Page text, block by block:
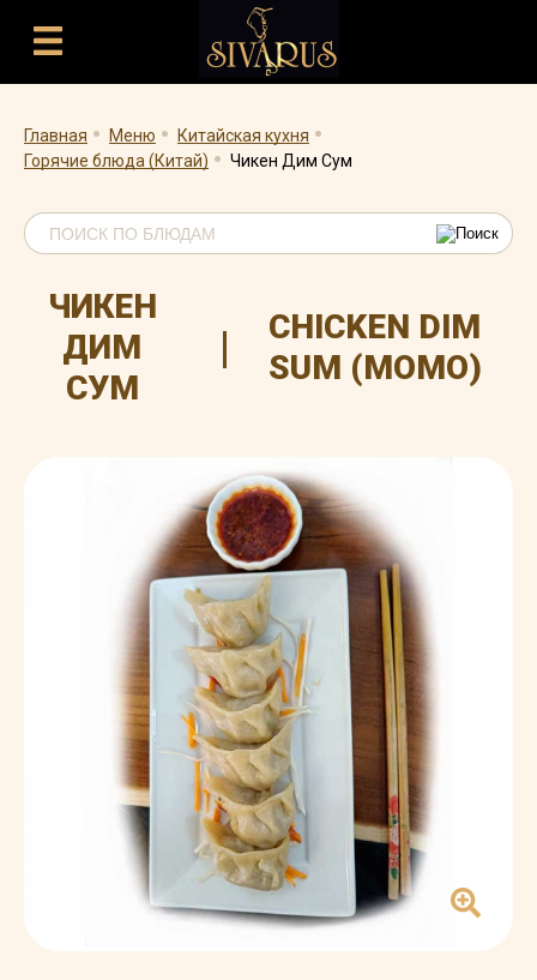
Главная . Меню . Китайская кухня .
Горячие блюда (Китай). Чикен Дим Сум
ЧИКЕН
ДИМ
СУМ
|
CHICKEN DIM
SUM (MOMO)